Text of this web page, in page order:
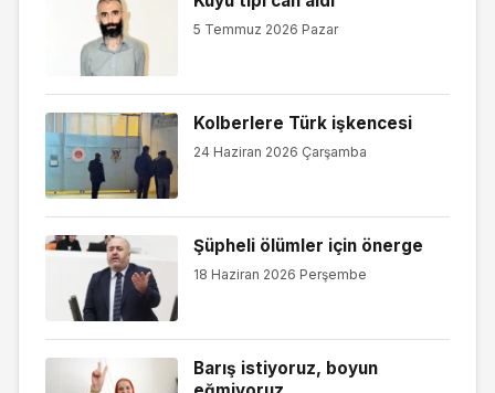
5 Temmuz 2026 Pazar
Kolberlere Türk işkencesi
24 Haziran 2026 Çarşamba
Şüpheli ölümler için önerge
18 Haziran 2026 Perşembe
Barış istiyoruz, boyun